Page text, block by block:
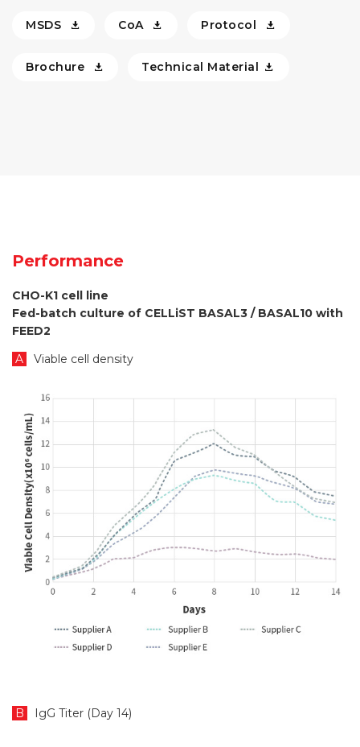
MSDS CoA Protocol
Brochure Technical Material
Performance
CHO-K1 cell line
Fed-batch culture of CELLiST BASAL3 / BASAL10 with
FEED2
A
Viable cell density
B IgG Titer (Day 14)